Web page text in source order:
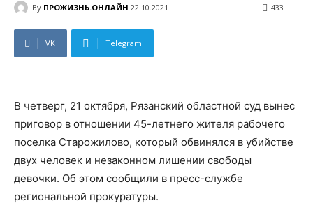
By ПРОЖИЗНЬ.ОНЛАЙН 22.10.2021 433
VK Telegram
В четверг, 21 октября, Рязанский областной суд вынес
приговор в отношении 45-летнего жителя рабочего
поселка Старожилово, который обвинялся в убийстве
двух человек и незаконном лишении свободы
девочки. Об этом сообщили в пресс-службе
региональной прокуратуры.